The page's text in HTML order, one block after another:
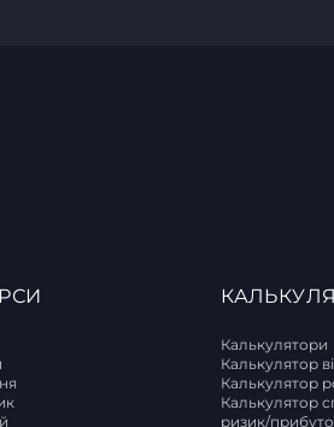
Калькулятори
Калькулятор
Калькулятор
Калькулятор
ризик/